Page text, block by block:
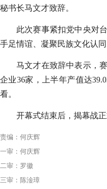
秘书长马文才致辞。
此次赛事紧扣党中央对
手足情谊、凝聚民族文化认
马文才在致辞中表示，
企业36家，上半年产值达
看。
开幕式结束后，揭幕战
责编：何庆辉
一审：何庆辉
二审：罗徽
三审：陈淦璋